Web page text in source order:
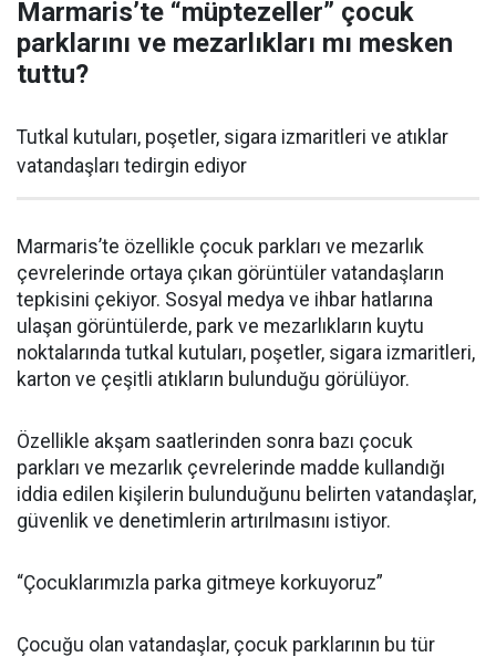
Marmaris’te “müptezeller” çocuk
parklarını ve mezarlıkları mı mesken
tuttu?
Tutkal kutuları, poşetler, sigara izmaritleri ve atıklar
vatandaşları tedirgin ediyor
Marmaris’te özellikle çocuk parkları ve mezarlık
çevrelerinde ortaya çıkan görüntüler vatandaşların
tepkisini çekiyor. Sosyal medya ve ihbar hatlarına
ulaşan görüntülerde, park ve mezarlıkların kuytu
noktalarında tutkal kutuları, poşetler, sigara izmaritleri,
karton ve çeşitli atıkların bulunduğu görülüyor.
Özellikle akşam saatlerinden sonra bazı çocuk
parkları ve mezarlık çevrelerinde madde kullandığı
iddia edilen kişilerin bulunduğunu belirten vatandaşlar,
güvenlik ve denetimlerin artırılmasını istiyor.
“Çocuklarımızla parka gitmeye korkuyoruz”
Çocuğu olan vatandaşlar, çocuk parklarının bu tür